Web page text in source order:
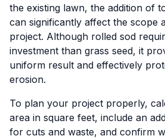
the existing lawn, the addition of
can significantly affect the scope
project. Although rolled sod
investment than grass seed, it
uniform result and effectively
erosion.
To plan your project properly,
area in square feet, include an
for cuts and waste, and confirm